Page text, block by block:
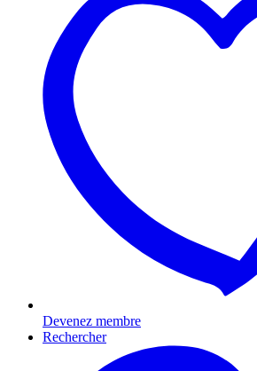
Devenez membre
Rechercher